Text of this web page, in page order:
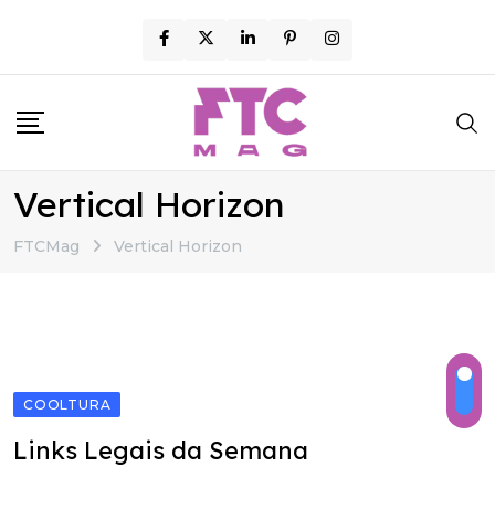
content
Vertical Horizon
FTCMag Vertical Horizon
COOLTURA
Links Legais da Semana